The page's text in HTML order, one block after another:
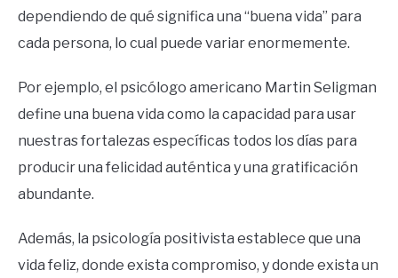
dependiendo de qué significa una “buena vida” para
cada persona, lo cual puede variar enormemente.
Por ejemplo, el psicólogo americano Martin Seligman
define una buena vida como la capacidad para usar
nuestras fortalezas específicas todos los días para
producir una felicidad auténtica y una gratificación
abundante.
Además, la psicología positivista establece que una
vida feliz, donde exista compromiso, y donde exista un